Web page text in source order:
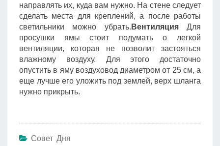
направлять их, куда вам нужно. На стене следует
сделать места для креплений, а после работы
светильники можно убрать. ВентиляцияДля
просушки ямы стоит подумать о легкой
вентиляции, которая не позволит застояться
влажному воздуху. Для этого достаточно
опустить в яму воздуховод диаметром от 25 см, а
еще лучше его уложить под землей, верх шланга
нужно прикрыть.
Совет Дня